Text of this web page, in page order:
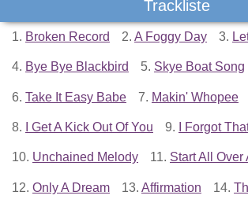
Trackliste
1. Broken Record 2. A Foggy Day 3.
4. Bye Bye Blackbird 5. Skye Boat Song
6. Take It Easy Babe 7. Makin' Whopee
8. I Get A Kick Out Of You 9. I Forgot
10. Unchained Melody 11. Start All Over
12. Only A Dream 13. Affirmation 14.